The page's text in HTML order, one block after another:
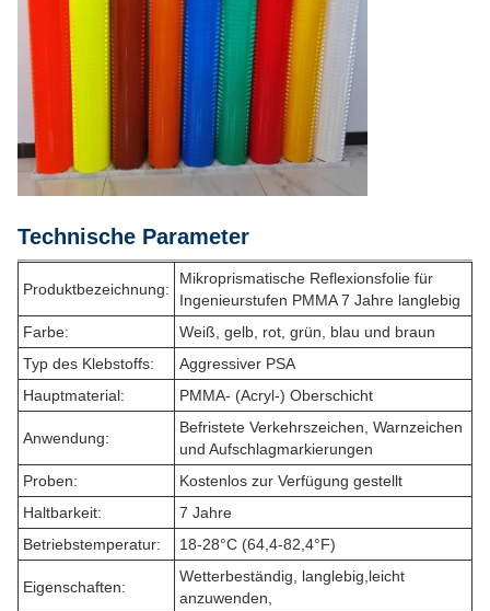
Technische Parameter
Produktbezeichnung:
Mikroprismatische Reflexionsfolie für
Ingenieurstufen PMMA 7 Jahre langlebig
Farbe:
Weiß, gelb, rot, grün, blau und braun
Typ des Klebstoffs:
Aggressiver PSA
Hauptmaterial:
PMMA- (Acryl-) Oberschicht
Anwendung:
Befristete Verkehrszeichen, Warnzeichen
und Aufschlagmarkierungen
Proben:
Kostenlos zur Verfügung gestellt
Haltbarkeit:
7 Jahre
Betriebstemperatur:
18-28°C (64,4-82,4°F)
Eigenschaften:
Wetterbeständig, langlebig, leicht
anzuwenden,